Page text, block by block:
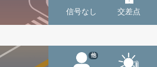
信号なし 交差点
他